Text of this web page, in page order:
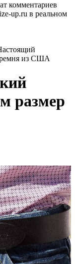
комментариев
up.ru в реальном
ремня из США
размер